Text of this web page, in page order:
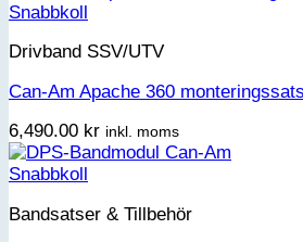
Snabbkoll
Drivband SSV/UTV
Can-Am Apache 360
6,490.00 kr inkl. moms
Snabbkoll
Bandsatser & Tillbehör